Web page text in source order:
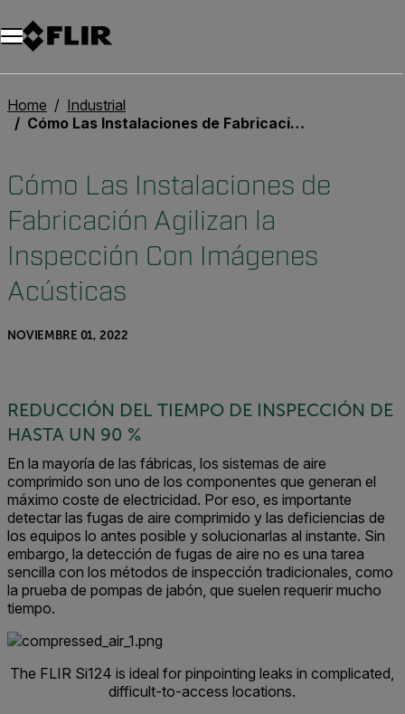
Unread messages
Modelo
Eliminar
artículos
artículo
Añadir al carro
Añadido al carro
Home
Industrial
Cómo Las Instalaciones de Fabricación Agilizan la Inspección Con Imágenes Acústicas
Cómo Las Instalaciones de
Fabricación Agilizan la
Inspección Con Imágenes
Acústicas
NOVIEMBRE 01, 2022
REDUCCIÓN DEL TIEMPO DE INSPECCIÓN DE
HASTA UN 90 %
En la mayoría de las fábricas, los sistemas de aire
comprimido son uno de los componentes que generan el
máximo coste de electricidad. Por eso, es importante
detectar las fugas de aire comprimido y las deficiencias de
los equipos lo antes posible y solucionarlas al instante. Sin
embargo, la detección de fugas de aire no es una tarea
sencilla con los métodos de inspección tradicionales, como
la prueba de pompas de jabón, que suelen requerir mucho
tiempo.
The FLIR Si124 is ideal for pinpointing leaks in complicated,
difficult-to-access locations.